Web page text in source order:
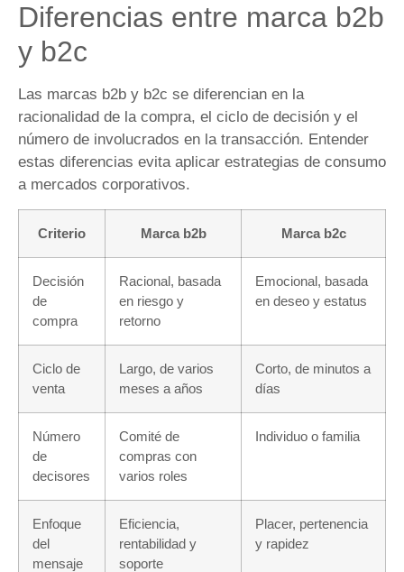
Diferencias entre marca b2b
y b2c
Las marcas b2b y b2c se diferencian en la
racionalidad de la compra, el ciclo de decisión y el
número de involucrados en la transacción. Entender
estas diferencias evita aplicar estrategias de consumo
a mercados corporativos.
Criterio Marca b2b Marca b2c
Decisión
de
compra
Racional, basada
en riesgo y
retorno
Emocional, basada
en deseo y estatus
Ciclo de
venta
Largo, de varios
meses a años
Corto, de minutos a
días
Número
de
decisores
Comité de
compras con
varios roles
Individuo o familia
Enfoque
del
mensaje
Eficiencia,
rentabilidad y
soporte
Placer, pertenencia
y rapidez